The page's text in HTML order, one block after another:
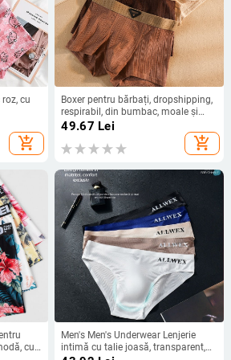
cu
add_shopping_cart
Boxer pentru bărbați, dropshipping,
respirabil, din bumbac, moale și
ceros, prietenos cu pielea, P073
49.67 Lei
add_shopping_cart
cu
Men's Men's Underwear Lenjerie
intimă cu talie joasă, transparent,